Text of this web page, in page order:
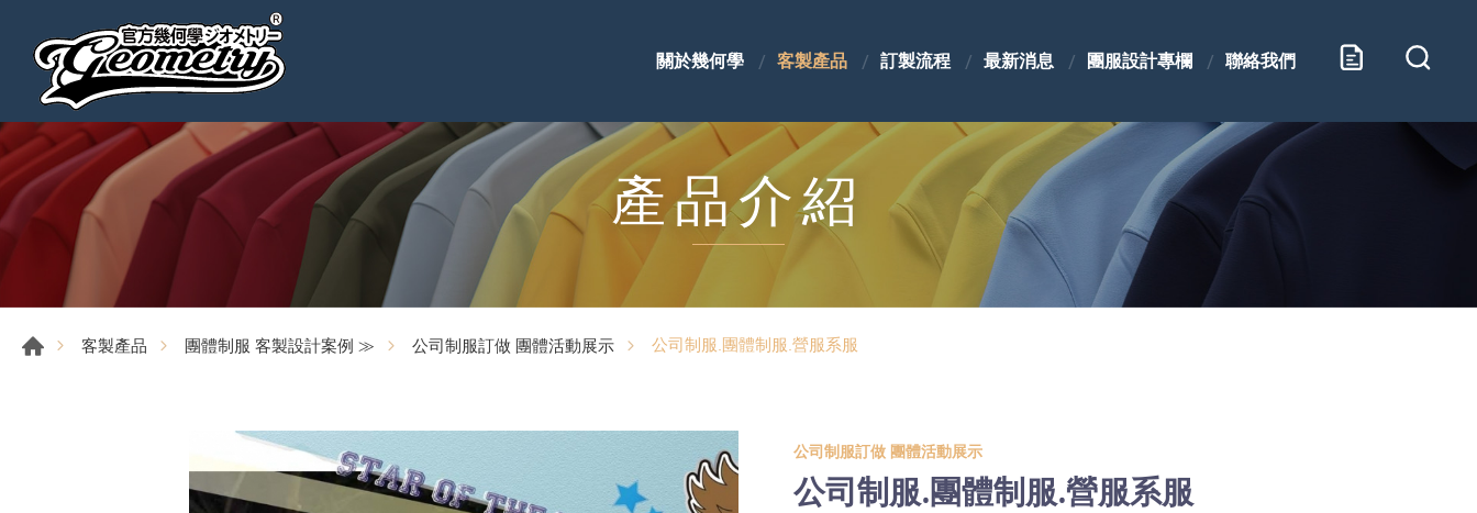
關於幾何學 客製產品 訂製流程 最新消息 團服設計專欄 聯絡我們
產品介紹
客製產品 團體制服 客製設計案例 ≫ 公司制服訂做 團體活動展示 公司制服.團體制服.營服系服
公司制服訂做 團體活動展示
公司制服.團體制服.營服系服